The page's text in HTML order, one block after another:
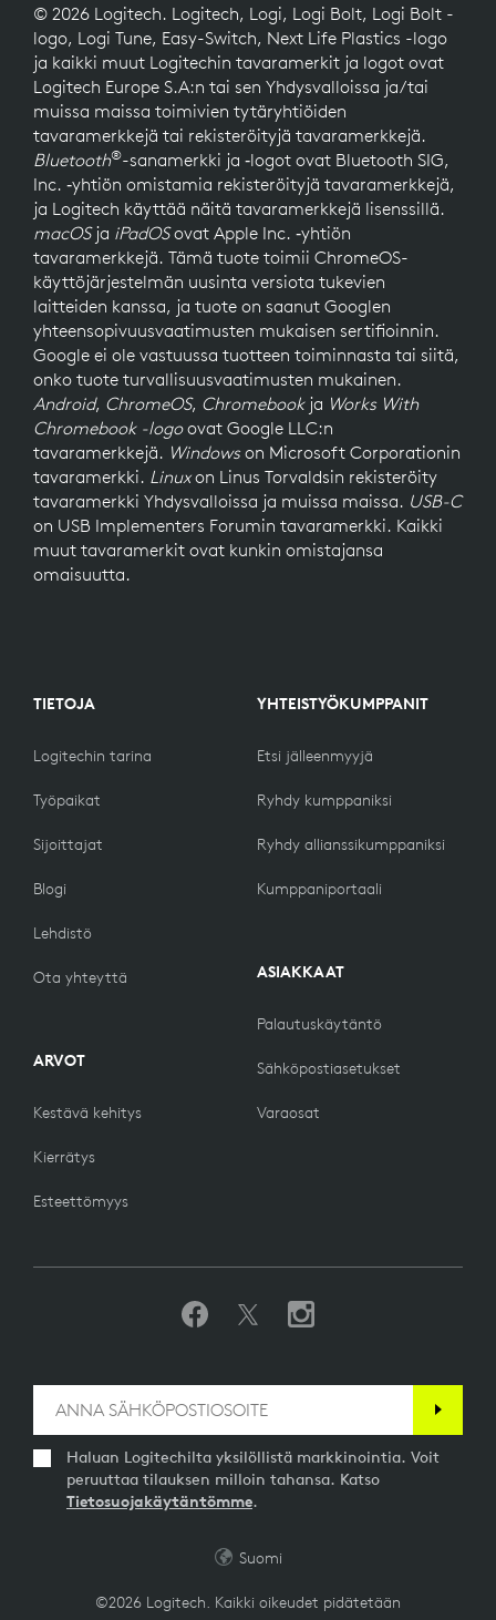
© 2026 Logitech. Logitech, Logi, Logi Bolt, Logi Bolt -
logo, Logi Tune, Easy-Switch, Next Life Plastics -logo
ja kaikki muut Logitechin tavaramerkit ja logot ovat
Logitech Europe S.A:n tai sen Yhdysvalloissa ja/tai
muissa maissa toimivien tytäryhtiöiden
tavaramerkkejä tai rekisteröityjä tavaramerkkejä.
Bluetooth®-sanamerkki ja ‑logot ovat Bluetooth SIG,
Inc. ‑yhtiön omistamia rekisteröityjä tavaramerkkejä,
ja Logitech käyttää näitä tavaramerkkejä lisenssillä.
macOSja iPadOSovat Apple Inc. ‑yhtiön
tavaramerkkejä. Tämä tuote toimii ChromeOS-
käyttöjärjestelmän uusinta versiota tukevien
laitteiden kanssa, ja tuote on saanut Googlen
yhteensopivuusvaatimusten mukaisen sertifioinnin.
Google ei ole vastuussa tuotteen toiminnasta tai siitä,
onko tuote turvallisuusvaatimusten mukainen.
Android, ChromeOS, Chromebookja Works With
Chromebook -logoovat Google LLC:n
tavaramerkkejä. Windowson Microsoft Corporationin
tavaramerkki. Linuxon Linus Torvaldsin rekisteröity
tavaramerkki Yhdysvalloissa ja muissa maissa. USB-C
on USB Implementers Forumin tavaramerkki. Kaikki
muut tavaramerkit ovat kunkin omistajansa
omaisuutta.
TIETOJA
Logitechin tarina
Työpaikat
Sijoittajat
Blogi
Lehdistö
Ota yhteyttä
ARVOT
Kestävä kehitys
Kierrätys
Esteettömyys
YHTEISTYÖKUMPPANIT
Etsi jälleenmyyjä
Ryhdy kumppaniksi
Ryhdy allianssikumppaniksi
Kumppaniportaali
ASIAKKAAT
Palautuskäytäntö
Sähköpostiasetukset
Varaosat
Haluan Logitechilta yksilöllistä markkinointia. Voit
peruuttaa tilauksen milloin tahansa. Katso
Tietosuojakäytäntömme.
©2026 Logitech. Kaikki oikeudet pidätetään
Suomi